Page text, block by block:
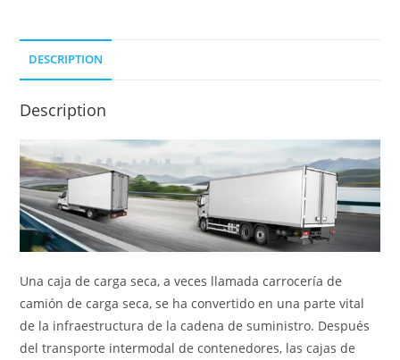
DESCRIPTION
Description
Una caja de carga seca, a veces llamada carrocería de
camión de carga seca, se ha convertido en una parte vital
de la infraestructura de la cadena de suministro. Después
del transporte intermodal de contenedores, las cajas de